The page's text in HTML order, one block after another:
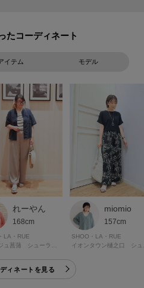
思います。
しました。
で着た時に身体のラインを拾いませ
では無いため、綺麗めに着れます。
トもスッキリしています。
が、この色味も絶妙で、上品なグレー
います。
ーのMサイズ購入)
。
た
イテム モデル
れーやん
168cm
LA・RUE
miomio
157cm
SHOO・LA・RUE
ィネートを見る